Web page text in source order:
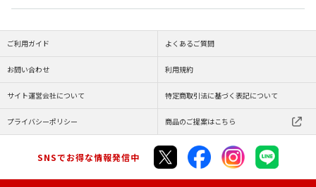
ご利用ガイド よくあるご質問
お問い合わせ 利用規約
サイト運営会社について 特定商取引法に基づく表記について
プライバシーポリシー 商品のご提案はこちら
SNSでお得な情報発信中